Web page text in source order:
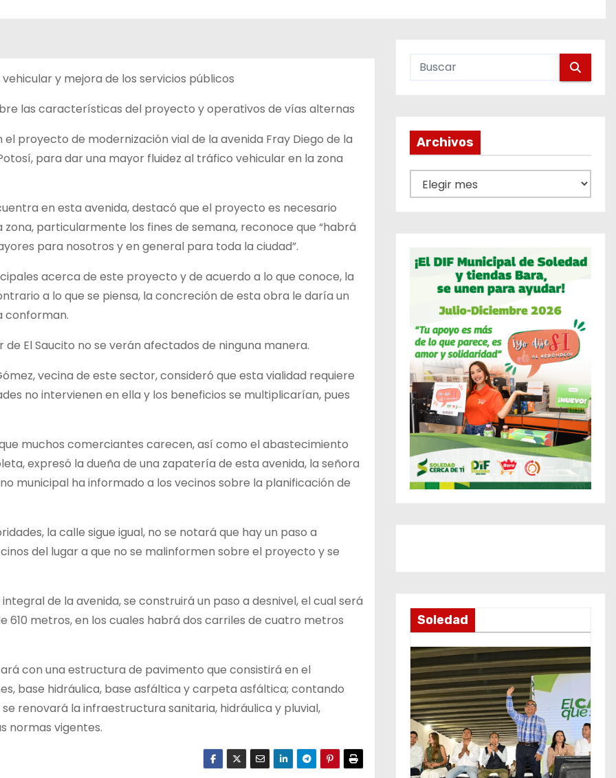
y mejora de los servicios públicos
las características del proyecto y operativos de vías alternas
proyecto de modernización vial de la avenida Fray Diego de la
para dar una mayor fluidez al tráfico vehicular en la zona
en esta avenida, destacó que el proyecto es necesario
particularmente los fines de semana, reconoce que “habrá
para nosotros y en general para toda la ciudad”.
acerca de este proyecto y de acuerdo a lo que conoce, la
a lo que se piensa, la concreción de esta obra le daría un
conforman.
El Saucito no se verán afectados de ninguna manera.
vecina de este sector, consideró que esta vialidad requiere
no intervienen en ella y los beneficios se multiplicarían, pues
muchos comerciantes carecen, así como el abastecimiento
expresó la dueña de una zapatería de esta avenida, la señora
municipal ha informado a los vecinos sobre la planificación de
la calle sigue igual, no se notará que hay un paso a
del lugar a que no se malinformen sobre el proyecto y se
de la avenida, se construirá un paso a desnivel, el cual será
metros, en los cuales habrá dos carriles de cuatro metros
con una estructura de pavimento que consistirá en el
base hidráulica, base asfáltica y carpeta asfáltica; contando
renovará la infraestructura sanitaria, hidráulica y pluvial,
normas vigentes.
Archivos
r
Soledad